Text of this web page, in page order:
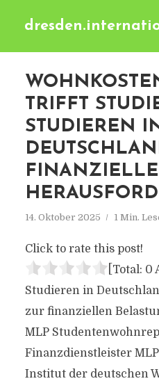
TRIFFT
STUDIEREN
14. Oktober 2025 1 Min.
Click to rate this post!
[Total: 0
Studieren in
zur finanziellen
MLP
Finanzdienstleister
Institut der deutschen